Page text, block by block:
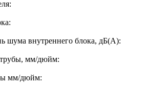
шума внутреннего блока, дБ(А):
мм/дюйм:
мм/дюйм: